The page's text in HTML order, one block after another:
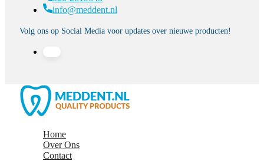
info@meddent.nl
Volg ons op Social Media voor updates over nieuwe producten!
Home
Over Ons
Contact